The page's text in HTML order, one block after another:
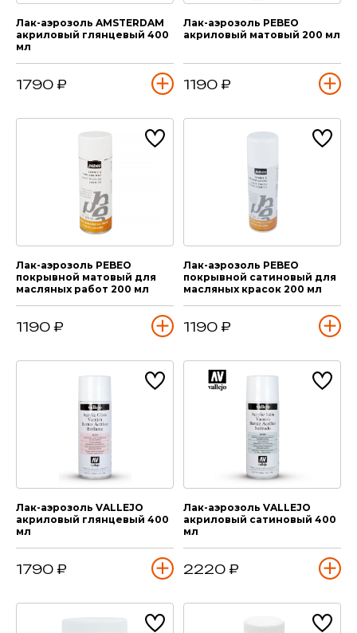
Лак-аэрозоль AMSTERDAM
акриловый глянцевый 400
мл
1790 ₽
Лак-аэрозоль PEBEO
акриловый матовый 200 мл
1190 ₽
Лак-аэрозоль PEBEO
покрывной матовый для
масляных работ 200 мл
1190 ₽
Лак-аэрозоль PEBEO
покрывной сатиновый для
масляных красок 200 мл
1190 ₽
Лак-аэрозоль VALLEJO
акриловый глянцевый 400
мл
1790 ₽
Лак-аэрозоль VALLEJO
акриловый сатиновый 400
мл
2220 ₽